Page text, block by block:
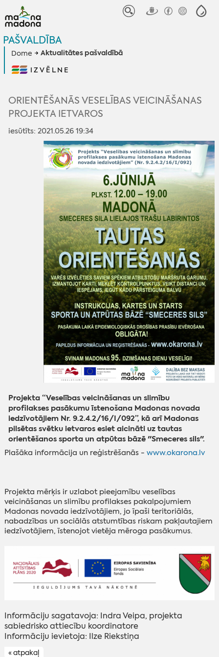
PAŠVALDĪBA
Dome Aktualitātes pašvaldībā
IZVĒLNE
ORIENTĒŠANĀS VESELĪBAS VEICINĀŠANAS
PROJEKTA IETVAROS
iesūtīts: 2021.05.26 19:34
Projekta “Veselības veicināšanas un slimību
profilakses pasākumu īstenošana Madonas novada
iedzīvotājiem Nr. 9.2.4.2/16/I/092”, kā arī Madonas
pilsētas svētku ietvaros esiet aicināti uz tautas
orientēšanos sporta un atpūtas bāzē "Smeceres sils".
Plašāka informācija un reģistrēšanās - www.okarona.lv
Projekta mērķis ir uzlabot pieejamību veselības
veicināšanas un slimību profilakses pakalpojumiem
Madonas novada iedzīvotājiem, jo īpaši teritoriālās,
nabadzības un sociālās atstumtības riskam pakļautajiem
iedzīvotājiem, īstenojot vietēja mēroga pasākumus.
Informāciju sagatavoja: Indra Veipa, projekta
sabiedrisko attiecību koordinatore
Informāciju ievietoja: Ilze Riekstiņa
« atpakaļ